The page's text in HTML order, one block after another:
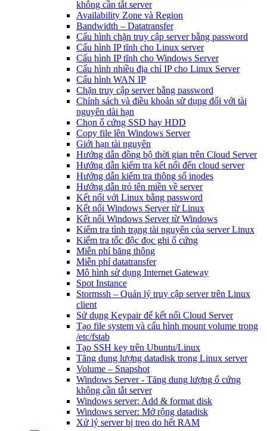
không cần tắt server
Availability Zone và Region
Bandwidth – Datatransfer
Cấu hình chặn truy cập server bằng password
Cấu hình IP tĩnh cho Linux server
Cấu hình IP tĩnh cho Windows Server
Cấu hình nhiều địa chỉ IP cho Linux Server
Cấu hình WAN IP
Chặn truy cập server bằng password
Chính sách và điều khoản sử dụng đối với tài
nguyên dài hạn
Chọn ổ cứng SSD hay HDD
Copy file lên Windows Server
Giới hạn tài nguyên
Hướng dẫn đồng bộ thời gian trên Cloud Server
Hướng dẫn kiểm tra kết nối đến cloud server
Hướng dẫn kiểm tra thông số inodes
Hướng dẫn trỏ tên miền về server
Kết nối với Linux bằng password
Kết nối Windows Server từ Linux
Kết nối Windows Server từ Windows
Kiểm tra tình trạng tài nguyên của server Linux
Kiểm tra tốc độc đọc ghi ổ cứng
Miễn phí băng thông
Miễn phí datatransfer
Mô hình sử dụng Internet Gateway
Spot Instance
Stormssh – Quản lý truy cập server trên Linux
client
Sử dụng Keypair để kết nối Cloud Server
Tạo file system và cấu hình mount volume trong
/etc/fstab
Tạo SSH key trên Ubuntu/Linux
Tăng dung lượng datadisk trong Linux server
Volume – Snapshot
Windows Server - Tăng dung lượng ổ cứng
không cần tắt server
Windows server: Add & format disk
Windows server: Mở rộng datadisk
Xử lý server bị treo do hết RAM